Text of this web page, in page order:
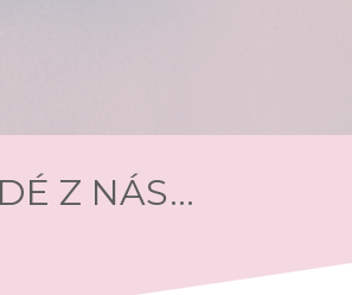
Z NÁS...